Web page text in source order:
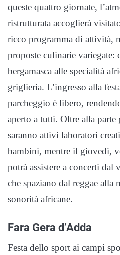
queste quattro giornate,
ristrutturata accoglierà
ricco programma di attività,
proposte culinarie variegate:
bergamasca alle specialità
griglieria. L’ingresso alla
parcheggio è libero,
aperto a tutti. Oltre alla parte
saranno attivi laboratori
bambini, mentre il giovedì,
potrà assistere a concerti
che spaziano dal reggae alla
sonorità africane.
Fara Gera d’Adda
Festa dello sport ai campi